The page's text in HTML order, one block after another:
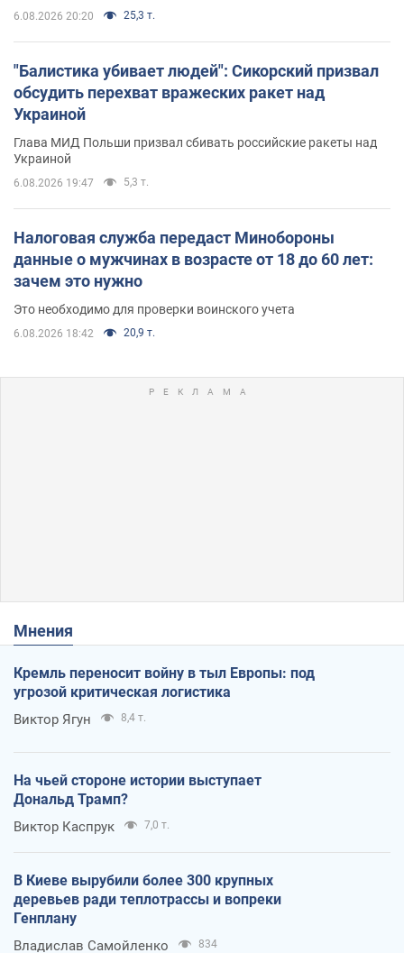
6.08.2026 20:20 25,3 т.
"Балистика убивает людей": Сикорский призвал
обсудить перехват вражеских ракет над
Украиной
Глава МИД Польши призвал сбивать российские ракеты над
Украиной
6.08.2026 19:47 5,3 т.
Налоговая служба передаст Минобороны
данные о мужчинах в возрасте от 18 до 60 лет:
зачем это нужно
Это необходимо для проверки воинского учета
6.08.2026 18:42 20,9 т.
Мнения
Кремль переносит войну в тыл Европы: под
угрозой критическая логистика
Виктор Ягун 8,4 т.
На чьей стороне истории выступает
Дональд Трамп?
Виктор Каспрук 7,0 т.
В Киеве вырубили более 300 крупных
деревьев ради теплотрассы и вопреки
Генплану
Владислав Самойленко 834